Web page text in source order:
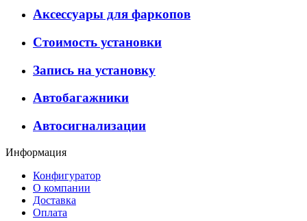
Аксессуары для фаркопов
Стоимость установки
Запись на установку
Автобагажники
Автосигнализации
Информация
Конфигуратор
О компании
Доставка
Оплата